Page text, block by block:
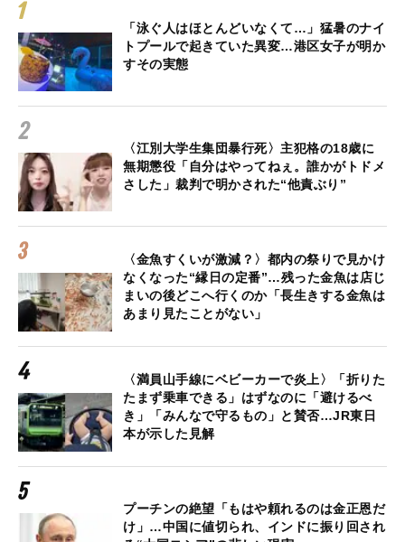
「泳ぐ人はほとんどいなくて…」猛暑のナイ
トプールで起きていた異変…港区女子が明か
すその実態
〈江別大学生集団暴行死〉主犯格の18歳に
無期懲役「自分はやってねぇ。誰かがトドメ
さした」裁判で明かされた“他責ぶり”
〈金魚すくいが激減？〉都内の祭りで見かけ
なくなった“縁日の定番”…残った金魚は店じ
まいの後どこへ行くのか「長生きする金魚は
あまり見たことがない」
〈満員山手線にベビーカーで炎上〉「折りた
たまず乗車できる」はずなのに「避けるべ
き」「みんなで守るもの」と賛否…JR東日
本が示した見解
プーチンの絶望「もはや頼れるのは金正恩だ
け」…中国に値切られ、インドに振り回され